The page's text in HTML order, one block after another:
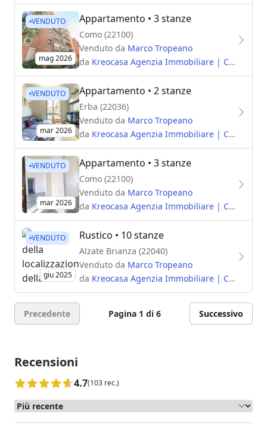
VENDUTO
mag 2026
Appartamento • 3 stanze
Como (22100)
Venduto da Marco Tropeano
da Kreocasa Agenzia Immobiliare | Cantù
VENDUTO
mar 2026
Appartamento • 2 stanze
Erba (22036)
Venduto da Marco Tropeano
da Kreocasa Agenzia Immobiliare | Cantù
VENDUTO
mar 2026
Appartamento • 3 stanze
Como (22100)
Venduto da Marco Tropeano
da Kreocasa Agenzia Immobiliare | Cantù
VENDUTO
giu 2025
Rustico • 10 stanze
Alzate Brianza (22040)
Venduto da Marco Tropeano
da Kreocasa Agenzia Immobiliare | Cantù
Precedente Pagina 1 di 6 Successivo
Recensioni
4.7(103 rec.)